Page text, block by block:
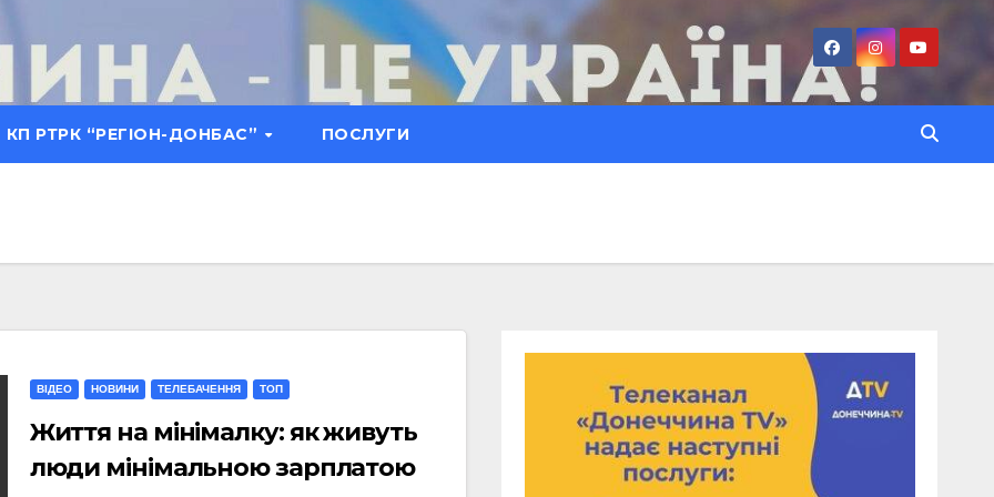
КП РТРК “РЕГІОН-ДОНБАС” ПОСЛУГИ
ВІДЕО НОВИНИ ТЕЛЕБАЧЕННЯ ТОП
Життя на мінімалку: як живуть
люди мінімальною зарплатою